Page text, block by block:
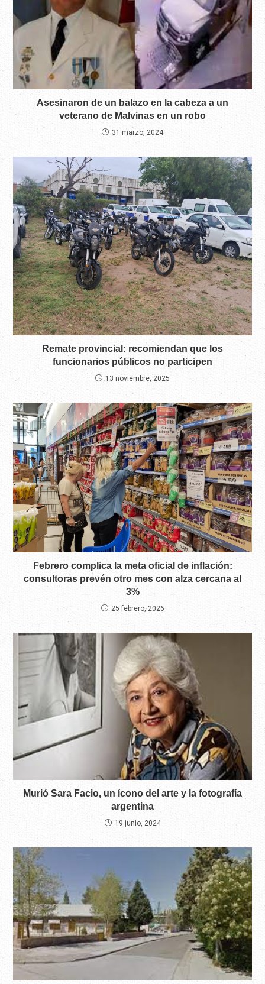
Asesinaron de un balazo en la cabeza a un
veterano de Malvinas en un robo
31 marzo, 2024
Remate provincial: recomiendan que los
funcionarios públicos no participen
13 noviembre, 2025
Febrero complica la meta oficial de inflación:
consultoras prevén otro mes con alza cercana al
3%
25 febrero, 2026
Murió Sara Facio, un ícono del arte y la fotografía
argentina
19 junio, 2024